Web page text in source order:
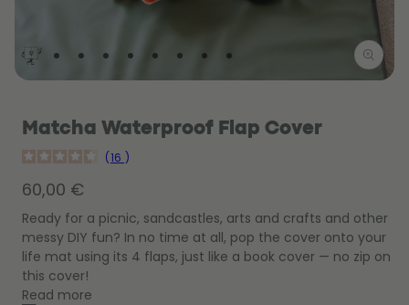
Matcha Waterproof Flap Cover
16
Regular
price
60,00 €
Ready for a picnic, sandcastles, arts and crafts and other
messy DIY fun? In no time at all, pop the cover onto your
life mat using its 4 flaps, just like a book cover — no zip on
this cover!
Read more